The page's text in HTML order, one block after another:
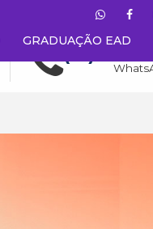
GRADUAÇÃO EAD